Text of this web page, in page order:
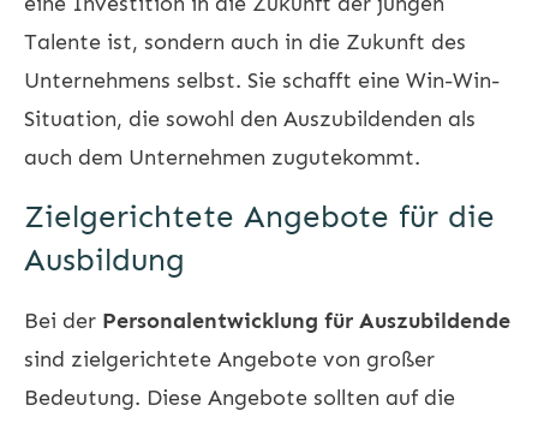
Talente ist, sondern auch in die Zukunft des
Unternehmens selbst. Sie schafft eine Win-Win-
Situation, die sowohl den Auszubildenden als
auch dem Unternehmen zugutekommt.
Zielgerichtete Angebote für die
Ausbildung
Bei der Personalentwicklung für Auszubildende
sind zielgerichtete Angebote von großer
Bedeutung. Diese Angebote sollten auf die